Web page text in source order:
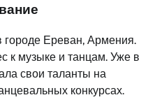
городе Ереван, Армения.
к музыке и танцам. Уже в
свои таланты на
конкурсах.